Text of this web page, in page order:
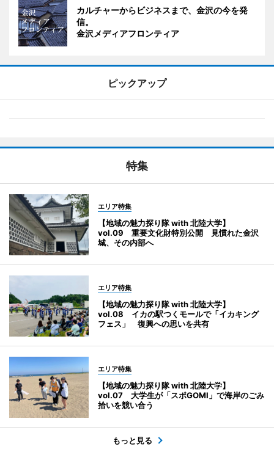
カルチャーからビジネスまで、金沢の今を発
信。
金沢メディアフロンティア
ピックアップ
特集
エリア特集
【地域の魅力探り隊 with 北陸大学】
vol.09 重要文化財特別公開 見慣れた金沢
城、その内部へ
エリア特集
【地域の魅力探り隊 with 北陸大学】
vol.08 イカの駅つくモールで「イカキング
フェス」 復興への思いを共有
エリア特集
【地域の魅力探り隊 with 北陸大学】
vol.07 大学生が「スポGOMI」で海岸のごみ
拾いを競い合う
もっと見る